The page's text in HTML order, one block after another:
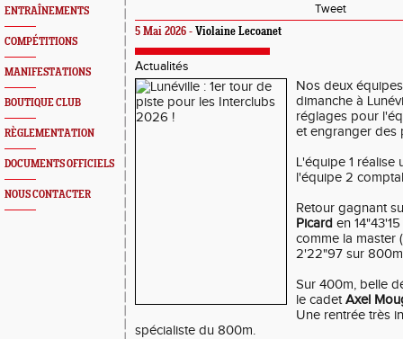
ENTRAÎNEMENTS
COMPÉTITIONS
MANIFESTATIONS
BOUTIQUE CLUB
RÈGLEMENTATION
DOCUMENTS OFFICIELS
NOUS CONTACTER
Tweet
5 Mai 2026 - Violaine Lecoanet
Actualités
Nos deux
dimanche à
réglages pour
et engranger des
L'équipe 1
l'équipe 2
Retour gagnant
Picard en
comme la master
2'22"97 sur
Sur 400m, belle
le cadetAxel
Une rentrée très
spécialiste du 800m.